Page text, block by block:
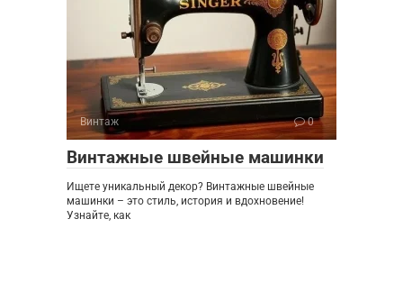
Винтаж 0
Винтажные швейные машинки
Ищете уникальный декор? Винтажные швейные
машинки – это стиль, история и вдохновение!
Узнайте, как